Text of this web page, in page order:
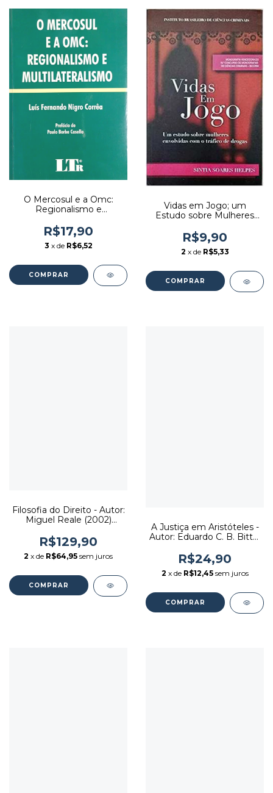
O Mercosul e a Omc:
Regionalismo e
Luís Fernando Nigro
Corrêa (2001) [usado]
R$17,90
3 x de R$6,52
Vidas em Jogo; um
Estudo sobre Mulheres
de Drogas - Autor: Sintia
Soares Helpes (2014)
[usado]
R$9,90
2 x de R$5,33
Filosofia do Direito - Autor:
Miguel Reale (2002)
R$129,90
2 x de R$64,95 sem juros
A Justiça em Aristóteles -
Autor: Eduardo C. B. Bittar
R$24,90
2 x de R$12,45 sem juros